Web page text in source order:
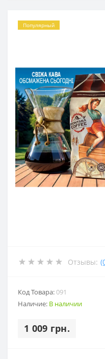
Популярный
Отзывы:
Код Товара:091
Наличие: В наличии
1 009 грн.